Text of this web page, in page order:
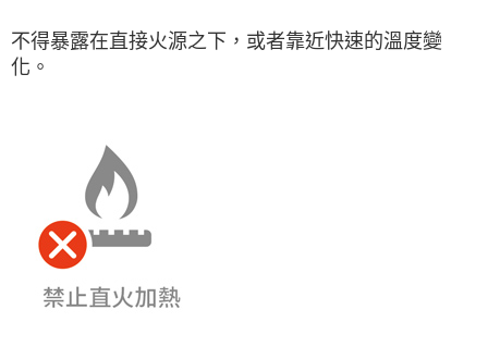
不得暴露在直接火源之下，或者靠近快速的溫度變
化。